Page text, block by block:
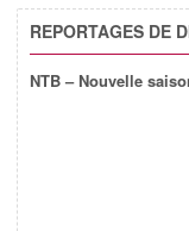
REPORTAGES DE
NTB – Nouvelle